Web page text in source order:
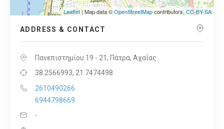
Leaflet| Map data ©OpenStreetMapcontributors,CC-BY-SA
ADDRESS & CONTACT
Πανεπιστημίου 19 - 21, Πάτρα, Αχαΐας
38.2566993, 21.7474498
2610490266
6944798669
-